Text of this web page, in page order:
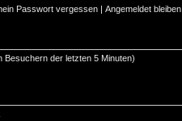
Passwort vergessen Angemeldet bleiben
Besuchern der letzten 5 Minuten)